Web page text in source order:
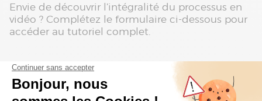
Envie de découvrir l’intégralité du processus en
vidéo ? Complétez le formulaire ci-dessous pour
accéder au tutoriel complet.
Nos autres tutoriels pour aller plus